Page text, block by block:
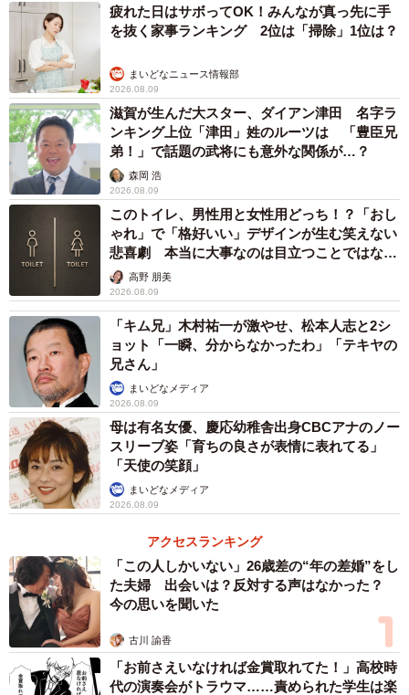
2/5
イタリア・ピサの斜塔の前で長男と撮影（木村さん提供）
ー世界一周をしようと思ったきっかけは何ですか
昔からの夢だったというわけでもなく、思いつきとしかい
いようがありません。思いついた当初は、「行く先々で
SNSで情報発信しよう」「知名度アップさせたい」と考え
ていましたが、行くと決まってからは子どもたちの思い出
作りを最優先にしようと考えるようになりました。
子どもたちの未来もどうなるかわからないなかで、親とし
て人生の選択肢を増やしてあげたいと考えていました。だ
ったら海外旅行ではなく世界一周をして、世界で活躍して
いる素敵な人たちに会ってほしいって思ったんですよね。
疲れた日はサボってOK！みんなが真っ先に手
を抜く家事ランキング 2位は「掃除」1位は？
まいどなニュース情報部
2026.08.09
滋賀が生んだ大スター、ダイアン津田 名字ラ
ンキング上位「津田」姓のルーツは 「豊臣兄
弟！」で話題の武将にも意外な関係が…？
森岡 浩
2026.08.09
このトイレ、男性用と女性用どっち！？「おし
ゃれ」で「格好いい」デザインが生む笑えない
悲喜劇 本当に大事なのは目立つことではな
く…高野 朋美
2026.08.09
「キム兄」木村祐一が激やせ、松本人志と2シ
ョット「一瞬、分からなかったわ」「テキヤの
兄さん」
まいどなメディア
2026.08.09
母は有名女優、慶応幼稚舎出身CBCアナのノー
スリーブ姿「育ちの良さが表情に表れてる」
「天使の笑顔」
まいどなメディア
2026.08.09
アクセスランキング
「この人しかいない」26歳差の“年の差婚”をし
た夫婦 出会いは？反対する声はなかった？
今の思いを聞いた
古川 諭香
「お前さえいなければ金賞取れてた！」高校時
代の演奏会がトラウマ……責められた学生は楽